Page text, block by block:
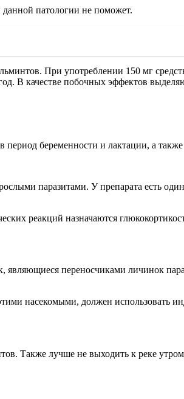
патологии не поможет.
При употреблении 150 мг
В качестве побочных эффектов
период беременности и лактации, а
паразитами. У препарата есть
реакций назначаются
переносчиками личинок
насекомыми, должен использовать
Также лучше не выходить к реке